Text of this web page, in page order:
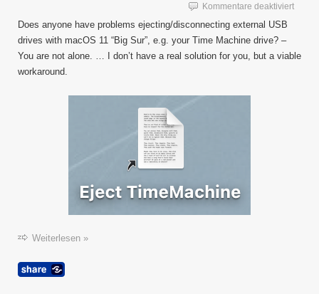
Kommentare deaktiviertfür
in
Does anyone have problems ejecting/disconnecting external USB
drives with macOS 11 “Big Sur”, e.g. your Time Machine drive? –
You are not alone. … I don’t have a real solution for you, but a viable
workaround.
Weiterlesen »